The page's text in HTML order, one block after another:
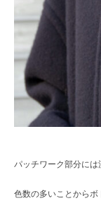
パッチワーク部分には
色数の多いことからボ